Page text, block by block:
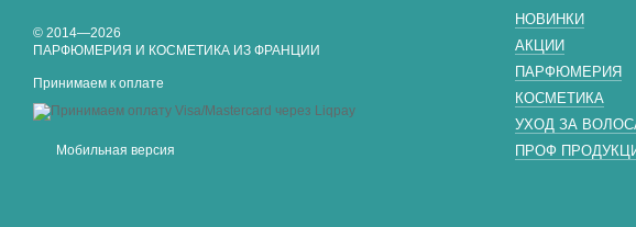
© 2014—2026
ПАРФЮМЕРИЯ И КОСМЕТИКА ИЗ ФРАНЦИИ
Принимаем к оплате
Мобильная версия
НОВИНКИ
АКЦИИ
ПАРФЮМЕРИЯ
КОСМЕТИКА
УХОД ЗА
ПРОФ